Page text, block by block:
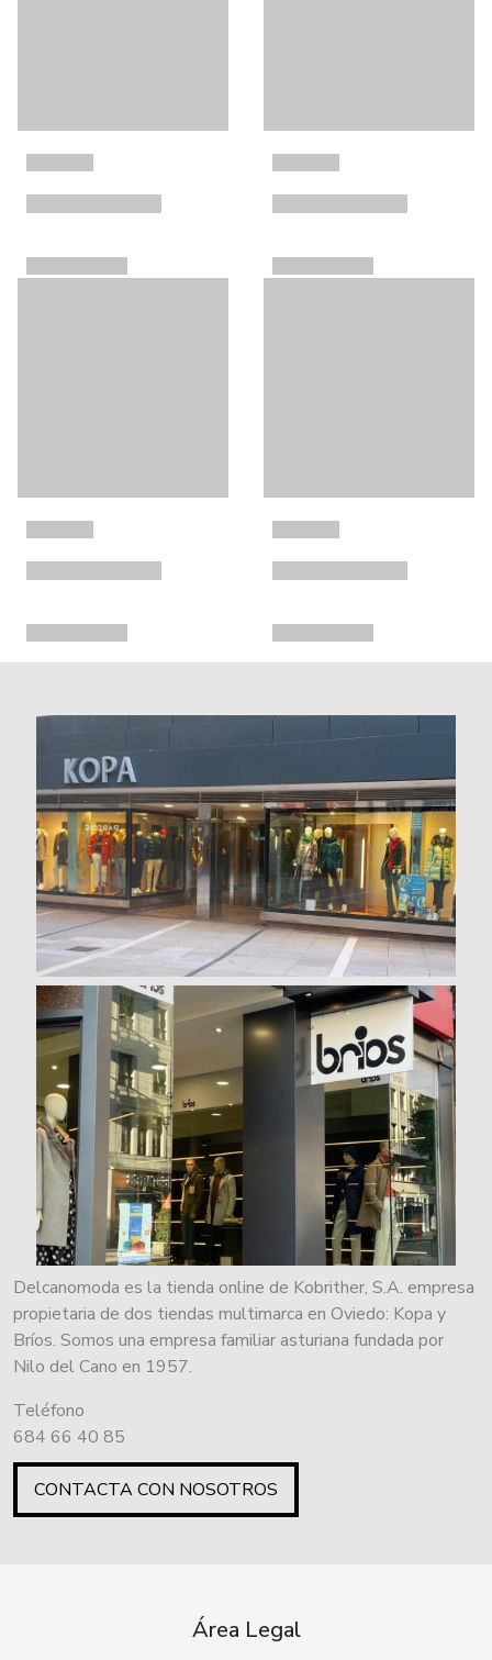
Delcanomoda es la tienda online de Kobrither, S.A. empresa
propietaria de dos tiendas multimarca en Oviedo: Kopa y
Bríos. Somos una empresa familiar asturiana fundada por
Nilo del Cano en 1957.
Teléfono
684 66 40 85
CONTACTA CON NOSOTROS
Área Legal